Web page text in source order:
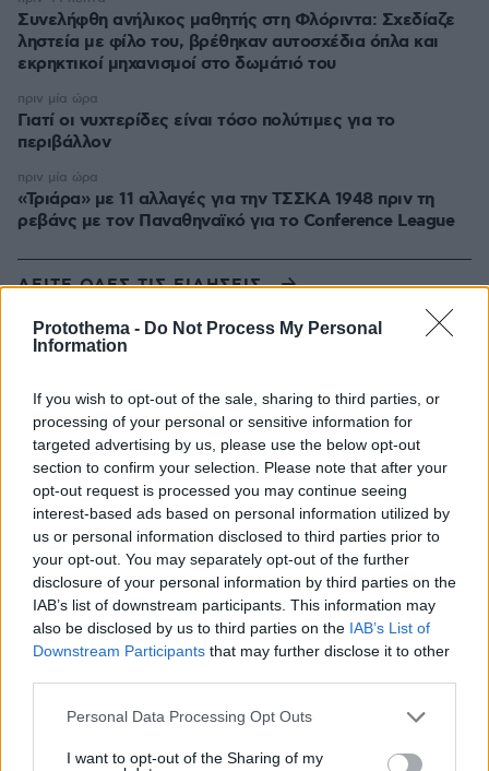
Protothema - Do Not Process My Personal
Information
If you wish to opt-out of the sale, sharing to third parties, or
processing of your personal or sensitive information for
targeted advertising by us, please use the below opt-out
section to confirm your selection. Please note that after your
opt-out request is processed you may continue seeing
interest-based ads based on personal information utilized by
us or personal information disclosed to third parties prior to
your opt-out. You may separately opt-out of the further
disclosure of your personal information by third parties on the
IAB’s list of downstream participants. This information may
also be disclosed by us to third parties on the IAB’s List of
Downstream Participants that may further disclose it to other
Please note that this website/app uses one or more Google
not limited to your visit or usage behaviour. You may click to
Personal Data Processing Opt Outs
I want to opt-out of the Sharing of my
Συνελήφθη ανήλικος μαθητής στη Φλόριντα: Σχεδίαζε
ληστεία με φίλο του, βρέθηκαν αυτοσχέδια όπλα και
εκρηκτικοί μηχανισμοί στο δωμάτιό του
Γιατί οι νυχτερίδες είναι τόσο πολύτιμες για το
περιβάλλον
πριν μία ώρα
«Τριάρα» με 11 αλλαγές για την ΤΣΣΚΑ 1948 πριν τη
ρεβάνς με τον Παναθηναϊκό για το Conference League
πριν μία ώρα
ΔΕΙΤΕ ΟΛΕΣ ΤΙΣ ΕΙΔΗΣΕΙΣ
ΤΑ ΠΙΟ ΔΗΜΟΦΙΛΗ